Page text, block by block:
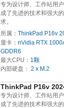
专为设计师、工作站用
成了先进的技术和强大
求。
所属： ThinkPad P16v
显卡： nVidia RTX
GDDR6
最大CPU： 1颗
内部硬盘： 2 x M.2
ThinkPad P16v
专为设计师、工作站用
成了先进的技术和强大